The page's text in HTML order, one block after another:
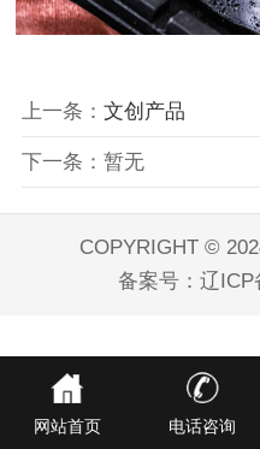
上一条： 文创产品
下一条： 暂无
COPYRIGHT ©
备案号： 辽ICP
网站首页 电话咨询